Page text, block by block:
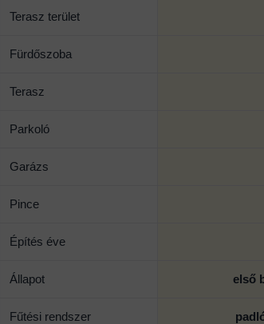
Terasz terület
Fürdőszoba
Terasz
Parkoló
Garázs
Pince
Építés éve
Állapot első
Fűtési rendszer